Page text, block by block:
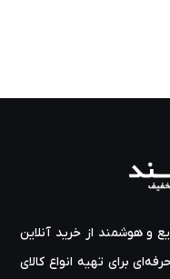
و هوشمند از خرید آنلاین
برای تهیه‌ انواع کالای